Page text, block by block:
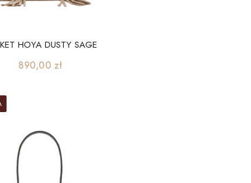
HOYA DUSTY SAGE
Cena
890,00 zł